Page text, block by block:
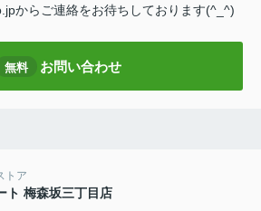
からご連絡をお待ちしております(^_^)
無料 お問い合わせ
トア
ト 梅森坂三丁目店